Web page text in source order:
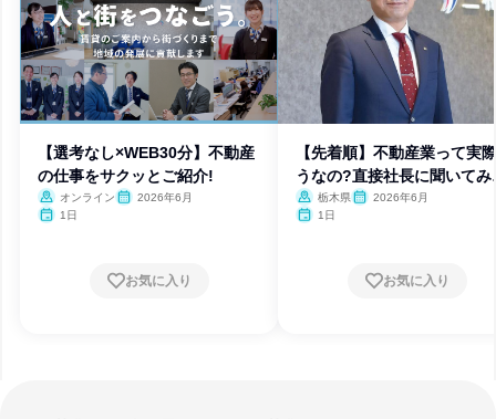
【選考なし×WEB30分】不動産
の仕事をサクッとご紹介!
オンライン
2026年6月
1日
お気に入り
【先着順】不動産業って実
うなの?直接社長に聞いてみ
う! 栃木県
2026年6月
1日
お気に入り